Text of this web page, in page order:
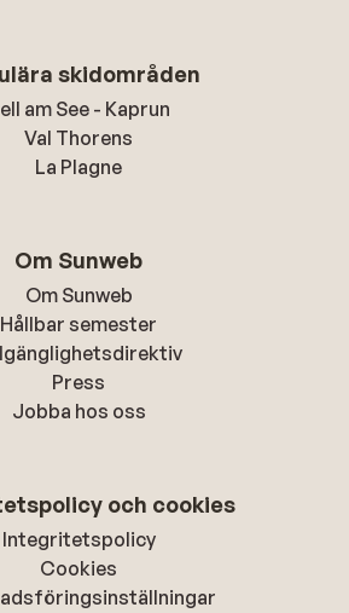
skidområden
am See - Kaprun
Val Thorens
La Plagne
Om Sunweb
Om Sunweb
Hållbar semester
Press
Jobba hos oss
och cookies
Integritetspolicy
Cookies